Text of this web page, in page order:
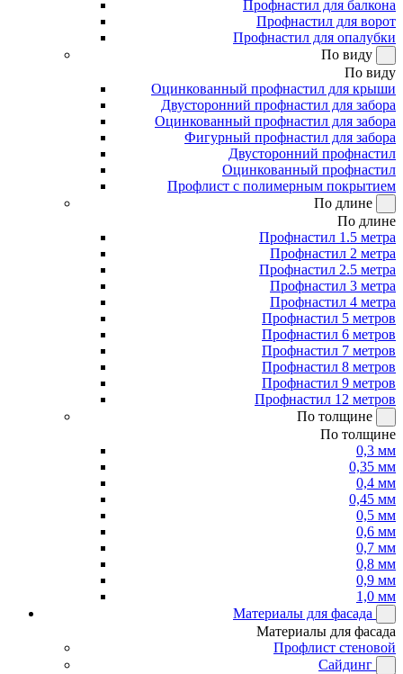
Профнастил для балкона
Профнастил для ворот
Профнастил для опалубки
По виду
По виду
Оцинкованный профнастил для крыши
Двусторонний профнастил для забора
Оцинкованный профнастил для забора
Фигурный профнастил для забора
Двусторонний профнастил
Оцинкованный профнастил
Профлист с полимерным покрытием
По длине
По длине
Профнастил 1.5 метра
Профнастил 2 метра
Профнастил 2.5 метра
Профнастил 3 метра
Профнастил 4 метра
Профнастил 5 метров
Профнастил 6 метров
Профнастил 7 метров
Профнастил 8 метров
Профнастил 9 метров
Профнастил 12 метров
По толщине
По толщине
0,3 мм
0,35 мм
0,4 мм
0,45 мм
0,5 мм
0,6 мм
0,7 мм
0,8 мм
0,9 мм
1,0 мм
Материалы для фасада
Материалы для фасада
Профлист стеновой
Сайдинг